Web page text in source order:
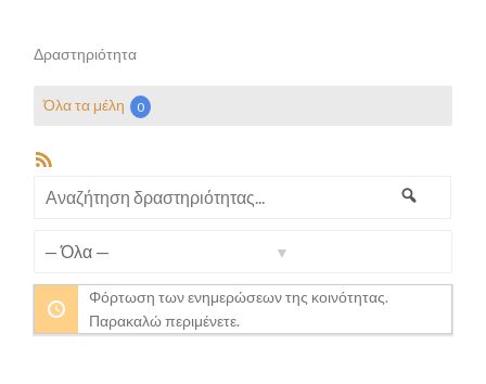
Δραστηριότητα
Όλα τα μέλη 0
Αναζήτηση
δραστηριότητας...
Φόρτωση των ενημερώσεων της κοινότητας.
Παρακαλώ περιμένετε.